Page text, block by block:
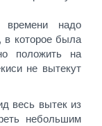
времени надо
в которое была
положить на
не вытекут
весь вытек из
небольшим